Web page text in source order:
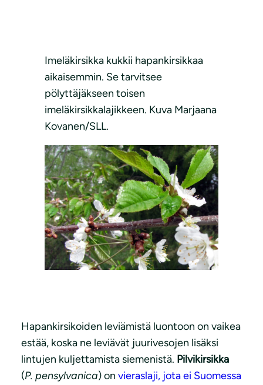
Imeläkirsikka kukkii hapankirsikkaa
aikaisemmin. Se tarvitsee
pölyttäjäkseen toisen
imeläkirsikkalajikkeen. Kuva Marjaana
Kovanen/SLL.
Hapankirsikoiden leviämistä luontoon on vaikea
estää, koska ne leviävät juurivesojen lisäksi
lintujen kuljettamista siemenistä. Pilvikirsikka
(P. pensylvanica) on vieraslaji, jota ei Suomessa